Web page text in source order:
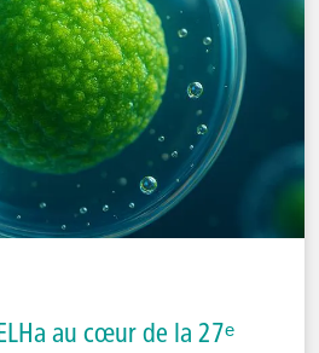
au cœur de la 27ᵉ